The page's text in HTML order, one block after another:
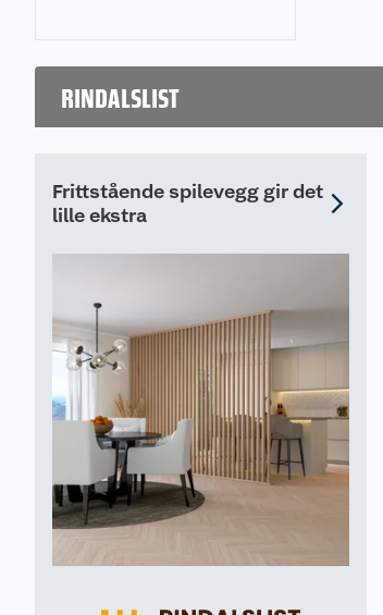
RINDALSLIST
Frittstående spilevegg gir det
lille ekstra